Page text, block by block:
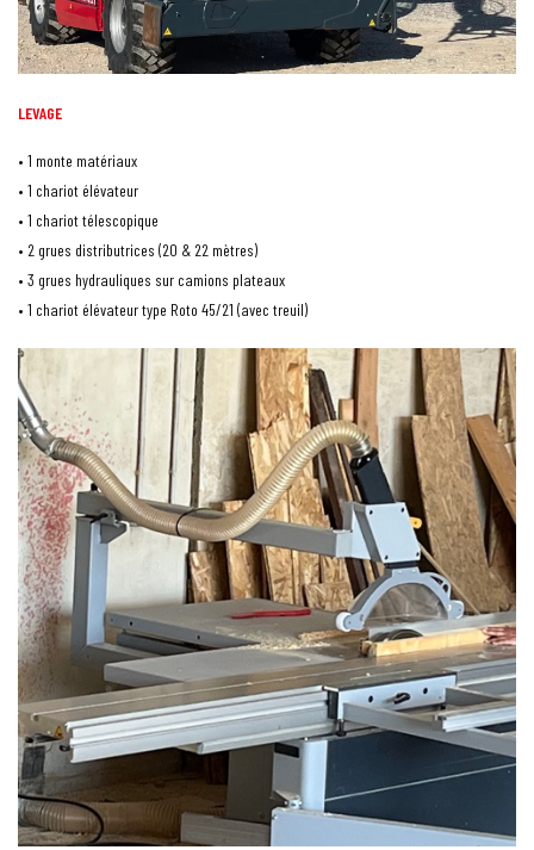
LEVAGE
• 1 monte matériaux
• 1 chariot élévateur
• 1 chariot télescopique
• 2 grues distributrices (20 & 22 mètres)
• 3 grues hydrauliques sur camions plateaux
• 1 chariot élévateur type Roto 45/21 (avec treuil)